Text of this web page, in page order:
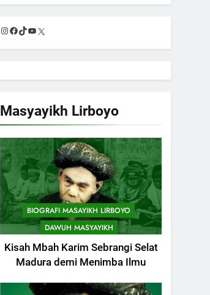
Instagram
Facebook
TikTok
YouTube
Masyayikh Lirboyo
BIOGRAFI MASAYIKH LIRBOYO
DAWUH MASYAYIKH
Kisah Mbah Karim Sebrangi Selat
Madura demi Menimba Ilmu